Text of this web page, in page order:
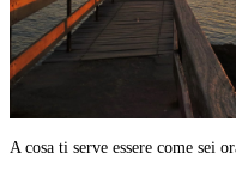
A cosa ti serve essere come sei